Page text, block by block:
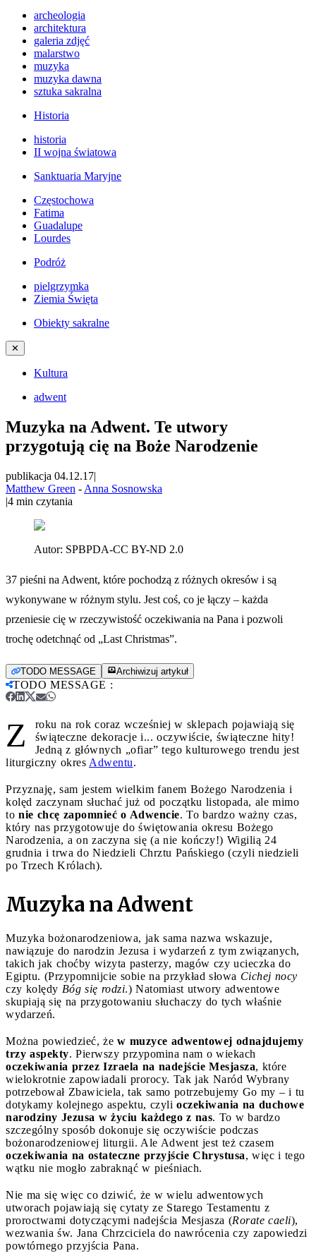
archeologia
architektura
galeria zdjęć
malarstwo
muzyka
muzyka dawna
sztuka sakralna
Historia
historia
II wojna światowa
Sanktuaria Maryjne
Częstochowa
Fatima
Guadalupe
Lourdes
Podróż
pielgrzymka
Ziemia Święta
Obiekty sakralne
✕
Kultura
adwent
Muzyka na Adwent. Te utwory
przygotują cię na Boże Narodzenie
publikacja 04.12.17|
Matthew Green - Anna Sosnowska
|4 min czytania
Autor: SPBPDA-CC BY-ND 2.0
37 pieśni na Adwent, które pochodzą z różnych okresów i są
wykonywane w różnym stylu. Jest coś, co je łączy – każda
przeniesie cię w rzeczywistość oczekiwania na Pana i pozwoli
trochę odetchnąć od „Last Christmas”.
TODO MESSAGE Archiwizuj artykuł
TODO MESSAGE :
Z
roku na rok coraz wcześniej w sklepach pojawiają się
świąteczne dekoracje i... oczywiście, świąteczne hity!
Jedną z głównych „ofiar” tego kulturowego trendu jest
liturgiczny okres Adwentu.
Przyznaję, sam jestem wielkim fanem Bożego Narodzenia i
kolęd zaczynam słuchać już od początku listopada, ale mimo
to nie chcę zapomnieć o Adwencie. To bardzo ważny czas,
który nas przygotowuje do świętowania okresu Bożego
Narodzenia, a on zaczyna się (a nie kończy!) Wigilią 24
grudnia i trwa do Niedzieli Chrztu Pańskiego (czyli niedzieli
po Trzech Królach).
Muzyka na Adwent
Muzyka bożonarodzeniowa, jak sama nazwa wskazuje,
nawiązuje do narodzin Jezusa i wydarzeń z tym związanych,
takich jak choćby wizyta pasterzy, magów czy ucieczka do
Egiptu. (Przypomnijcie sobie na przykład słowa Cichej nocy
czy kolędy Bóg się rodzi.) Natomiast utwory adwentowe
skupiają się na przygotowaniu słuchaczy do tych właśnie
wydarzeń.
Można powiedzieć, że w muzyce adwentowej odnajdujemy
trzy aspekty. Pierwszy przypomina nam o wiekach
oczekiwania przez Izraela na nadejście Mesjasza, które
wielokrotnie zapowiadali prorocy. Tak jak Naród Wybrany
potrzebował Zbawiciela, tak samo potrzebujemy Go my – i tu
dotykamy kolejnego aspektu, czyli oczekiwania na duchowe
narodziny Jezusa w życiu każdego z nas. To w bardzo
szczególny sposób dokonuje się oczywiście podczas
bożonarodzeniowej liturgii. Ale Adwent jest też czasem
oczekiwania na ostateczne przyjście Chrystusa, więc i tego
wątku nie mogło zabraknąć w pieśniach.
Nie ma się więc co dziwić, że w wielu adwentowych
utworach pojawiają się cytaty ze Starego Testamentu z
proroctwami dotyczącymi nadejścia Mesjasza (Rorate caeli),
wezwania św. Jana Chrzciciela do nawrócenia czy zapowiedzi
powtórnego przyjścia Pana.